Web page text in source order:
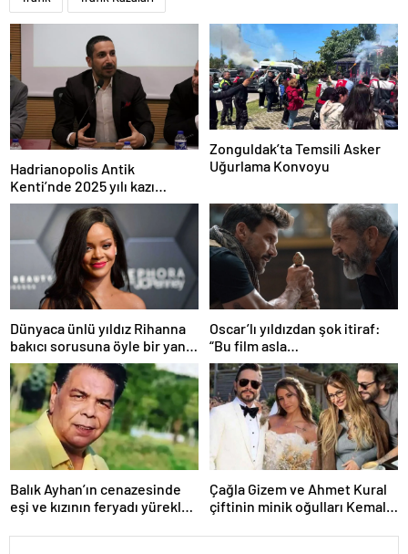
Hadrianopolis Antik
Kenti’nde 2025 yılı kazı
sezonu başladı
Zonguldak’ta Temsili Asker
Uğurlama Konvoyu
Dünyaca ünlü yıldız Rihanna
bakıcı sorusuna öyle bir yanıt
verdi ki! “35 yıl boyunca…”
Oscar’lı yıldızdan şok itiraf:
“Bu film asla
yayınlanmamalıydı!”
Balık Ayhan’ın cenazesinde
eşi ve kızının feryadı yürekleri
yanıyor!”
Çağla Gizem ve Ahmet Kural
çiftinin minik oğulları Kemal, 1
gününden kareler!